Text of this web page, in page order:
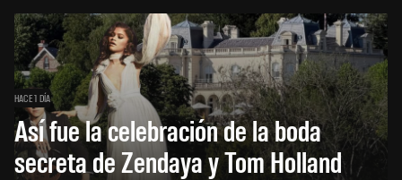
HACE 1 DÍA
Así fue la celebración de la boda
secreta de Zendaya y Tom Holland